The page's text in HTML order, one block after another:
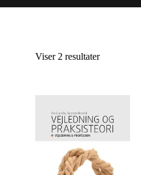
Viser 2 resultater